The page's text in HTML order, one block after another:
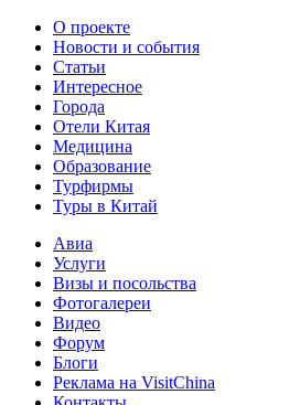
О проекте
Новости и события
Статьи
Интересное
Города
Отели Китая
Медицина
Образование
Турфирмы
Туры в Китай
Авиа
Услуги
Визы и посольства
Фотогалереи
Видео
Форум
Блоги
Реклама на VisitChina